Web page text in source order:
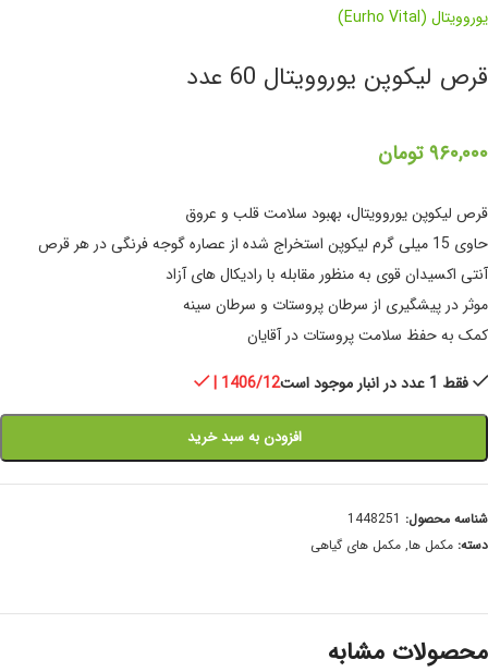
یوروویتال (Eurho Vital)
قرص لیکوپن یوروویتال 60 عدد
۹۶۰,۰۰۰ تومان
قرص لیکوپن یوروویتال، بهبود سلامت قلب و عروق
حاوی 15 میلی گرم لیکوپن استخراج شده از عصاره گوجه فرنگی در هر قرص
آنتی اکسیدان قوی به منظور مقابله با رادیکال های آزاد
موثر در پیشگیری از سرطان پروستات و سرطان سینه
کمک به حفظ سلامت پروستات در آقایان
فقط 1 عدد در انبار موجود است
| 1406/12
افزودن به سبد خرید
شناسه محصول: 1448251
دسته: مکمل ها, مکمل های گیاهی
محصولات مشابه